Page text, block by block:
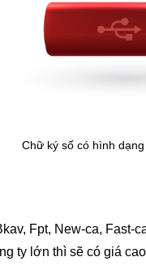
Chữ ký số có hình
Fpt, New-ca,
ty lớn thì sẽ có giá